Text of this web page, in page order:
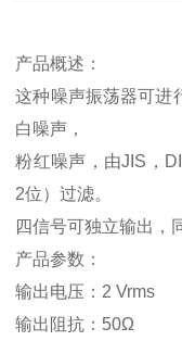
产品概述：
这种噪声振荡器可进
白噪声，
粉红噪声，由JIS，
2位）过滤。
四信号可独立输出，
产品参数：
输出电压：2 Vrms
输出阻抗：50Ω